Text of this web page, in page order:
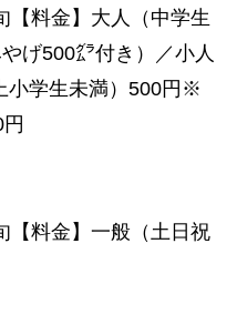
【料金】大人（中学生
げ500㌘付き）／小人
小学生未満）500円※
【料金】一般（土日祝